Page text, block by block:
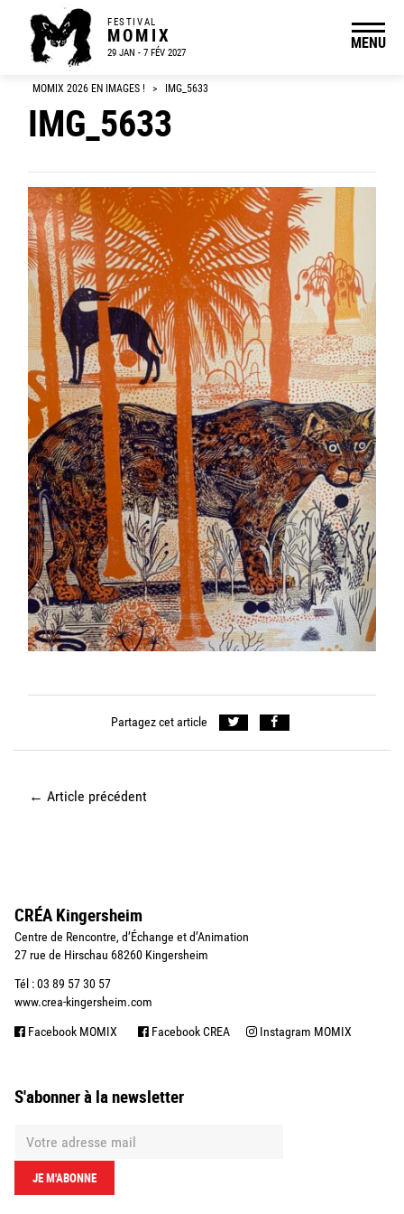
FESTIVAL
MOMIX
29 JAN - 7 FÉV 2027
MENU
MOMIX 2026 EN IMAGES ! > IMG_5633
IMG_5633
Partagez cet article
← Article précédent
CRÉA Kingersheim
Centre de Rencontre, d’Échange et d’Animation
27 rue de Hirschau 68260 Kingersheim
Tél : 03 89 57 30 57
www.crea-kingersheim.com
Facebook MOMIX Facebook CREA Instagram MOMIX
S'abonner à la newsletter